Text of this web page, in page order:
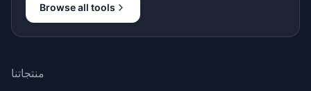
Browse all tools
منتجاتنا